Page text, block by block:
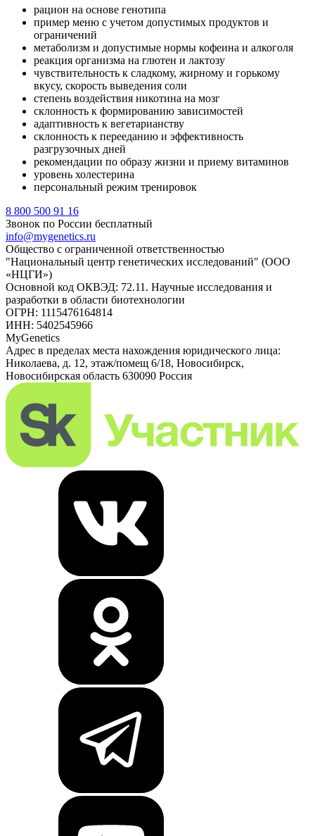
рацион на основе генотипа
пример меню с учетом допустимых продуктов и
ограничений
метаболизм и допустимые нормы кофеина и алкоголя
реакция организма на глютен и лактозу
чувствительность к сладкому, жирному и горькому
вкусу, скорость выведения соли
степень воздействия никотина на мозг
склонность к формированию зависимостей
адаптивность к вегетарианству
склонность к перееданию и эффективность
разгрузочных дней
рекомендации по образу жизни и приему витаминов
уровень холестерина
персональный режим тренировок
8 800 500 91 16
Звонок по России бесплатный
info@mygenetics.ru
Общество с ограниченной ответственностью
"Национальный центр генетических исследований" (ООО
«НЦГИ»)
Основной код ОКВЭД: 72.11. Научные исследования и
разработки в области биотехнологии
ОГРН: 1115476164814
ИНН: 5402545966
MyGenetics
Адрес в пределах места нахождения юридического лица:
Николаева, д. 12, этаж/помещ 6/18, Новосибирск,
Новосибирская область 630090 Россия